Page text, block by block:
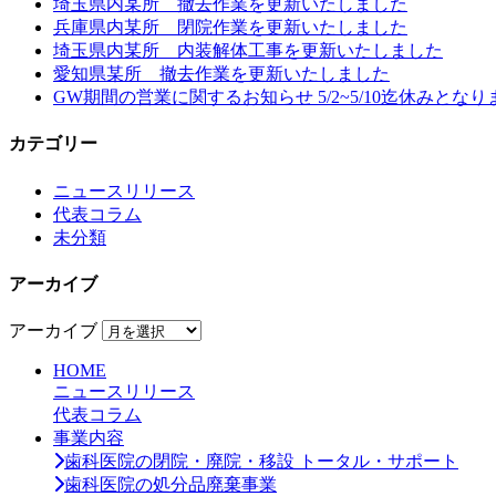
埼玉県内某所 撤去作業を更新いたしました
兵庫県内某所 閉院作業を更新いたしました
埼玉県内某所 内装解体工事を更新いたしました
愛知県某所 撤去作業を更新いたしました
GW期間の営業に関するお知らせ 5/2~5/10迄休みとなり
カテゴリー
ニュースリリース
代表コラム
未分類
アーカイブ
アーカイブ
HOME
ニュースリリース
代表コラム
事業内容
歯科医院の閉院・廃院・移設 トータル・サポート
歯科医院の処分品廃棄事業